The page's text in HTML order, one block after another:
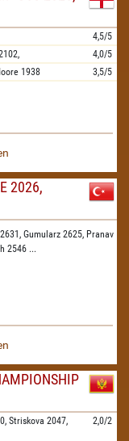
4,5/5
4,0/5
1938 3,5/5
2026,
Gumularz 2625, Pranav
2546 ...
Striskova 2047,
2,0/2